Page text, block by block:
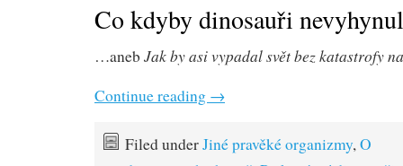
Co kdyby dinosauři
…aneb Jak by asi vypadal svět bez katastrofy
Continue reading →
Filed underJiné pravěké organizmy,O